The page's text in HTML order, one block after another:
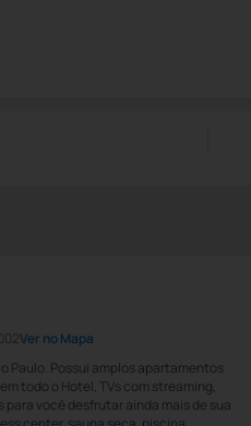
Ver no Mapa
Paulo. Possui amplos apartamentos
todo o Hotel, TVs com streaming,
você desfrutar ainda mais de sua